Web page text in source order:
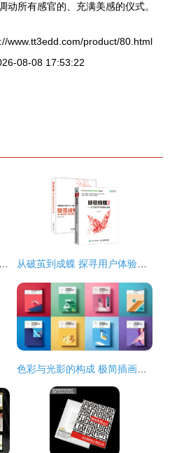
动所有感官的、充满美感的仪式。
www.tt3edd.com/product/80.html
08-08 17:53:22